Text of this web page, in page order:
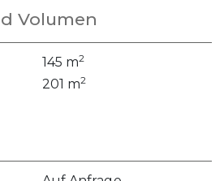
Volumen
145 m2
201 m2